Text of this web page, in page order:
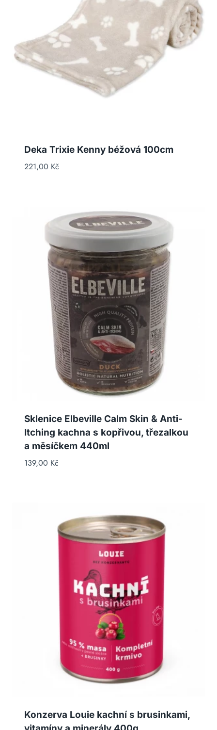
Deka Trixie Kenny béžová 100cm
221,00 Kč
Sklenice Elbeville Calm Skin & Anti-
Itching kachna s kopřivou, třezalkou
a měsíčkem 440ml
139,00 Kč
Konzerva Louie kachní s brusinkami,